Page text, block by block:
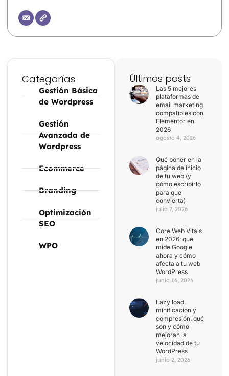
Categorías
Gestión Básica
de Wordpress
Gestión
Avanzada de
Wordpress
Ecommerce
Branding
Optimización
SEO
WPO
Últimos posts
Las 5 mejores
plataformas de
email marketing
compatibles con
Elementor en
2026
agosto 4, 2026
Qué poner en la
página de inicio
de tu web (y
cómo escribirlo
para que
convierta)
julio 7, 2026
Core Web Vitals
en 2026: qué
mide Google
ahora y cómo
afecta a tu web
WordPress
junio 16, 2026
Lazy load,
minificación y
compresión: qué
son y cómo
mejoran la
velocidad de tu
WordPress
junio 2, 2026